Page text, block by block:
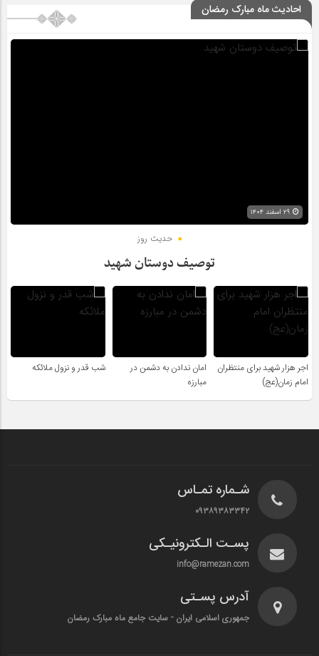
احادیث ماه مبارک رمضان
حدیث روز
توصیف دوستان شهید
اجر هزار شهید برای منتظران
امام زمان(عج)
امان ندادن به دشمن در
مبارزه
شب قدر و نزول ملائکه
شـماره تمـاس
۰۹۳۸۹۳۸۳۳۴۲
پسـت الـکترونیـکی
info@ramezan.com
آدرس پسـتی
جمهوری اسلامی ایران - سایت جامع ماه مبارک رمضان